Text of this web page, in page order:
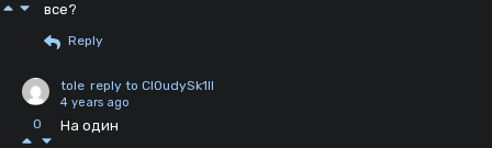
все?
Reply
0
tole reply to Cl0udySk1ll
4 years ago
На один